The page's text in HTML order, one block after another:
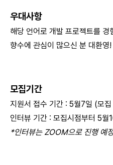
우대사항
해당 언어로 개발 프로젝트를 경
향수에 관심이 많으신 분 대환영!
모집기간
지원서 접수 기간 : 5월7일 (모
인터뷰 기간 : 모집시점부터 5월
*인터뷰는 ZOOM으로 진행 예